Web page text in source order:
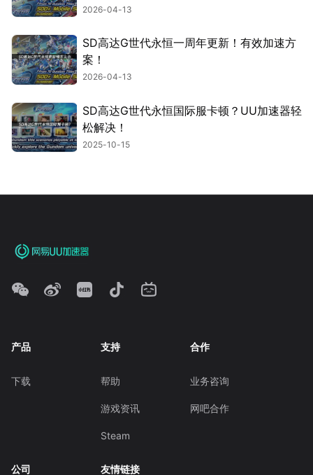
2026-04-13
SD高达G世代永恒一周年更新！有效加速方
案！
2026-04-13
SD高达G世代永恒国际服卡顿？UU加速器轻
松解决！
2025-10-15
产品
下载
支持
帮助
游戏资讯
Steam
合作
业务咨询
网吧合作
公司 友情链接